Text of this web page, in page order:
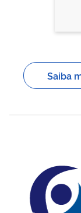
Saiba